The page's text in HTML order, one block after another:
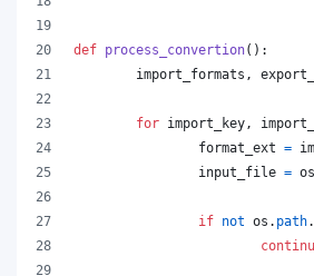
def process_convertion():
import_formats ,
for import_key ,
format_ext =
input_file = os
if not os . path.